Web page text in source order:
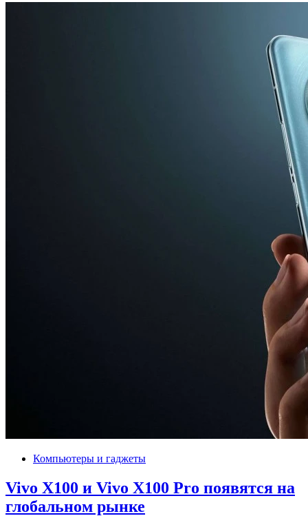
Компьютеры и гаджеты
Vivo X100 и Vivo X100 Pro появятся на
глобальном рынке